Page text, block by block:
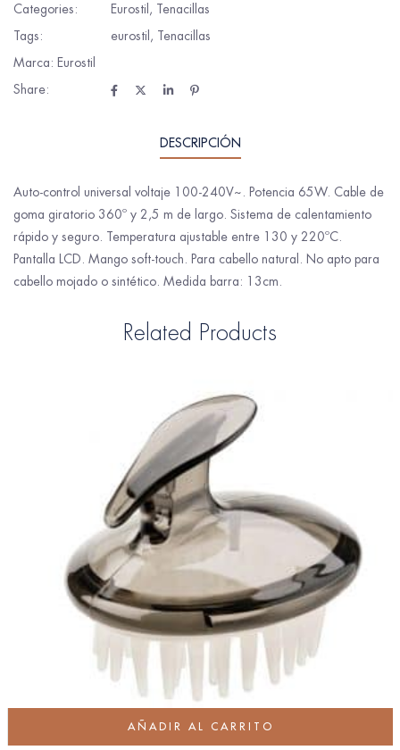
Categories:
Eurostil , Tenacillas
Tags:
eurostil , Tenacillas
Marca: Eurostil
Share:
DESCRIPCIÓN
Auto-control universal voltaje 100-240V~. Potencia 65W. Cable de
goma giratorio 360º y 2,5 m de largo. Sistema de calentamiento
rápido y seguro. Temperatura ajustable entre 130 y 220ºC.
Pantalla LCD. Mango soft-touch. Para cabello natural. No apto para
cabello mojado o sintético. Medida barra: 13cm.
Related Products
AÑADIR AL CARRITO